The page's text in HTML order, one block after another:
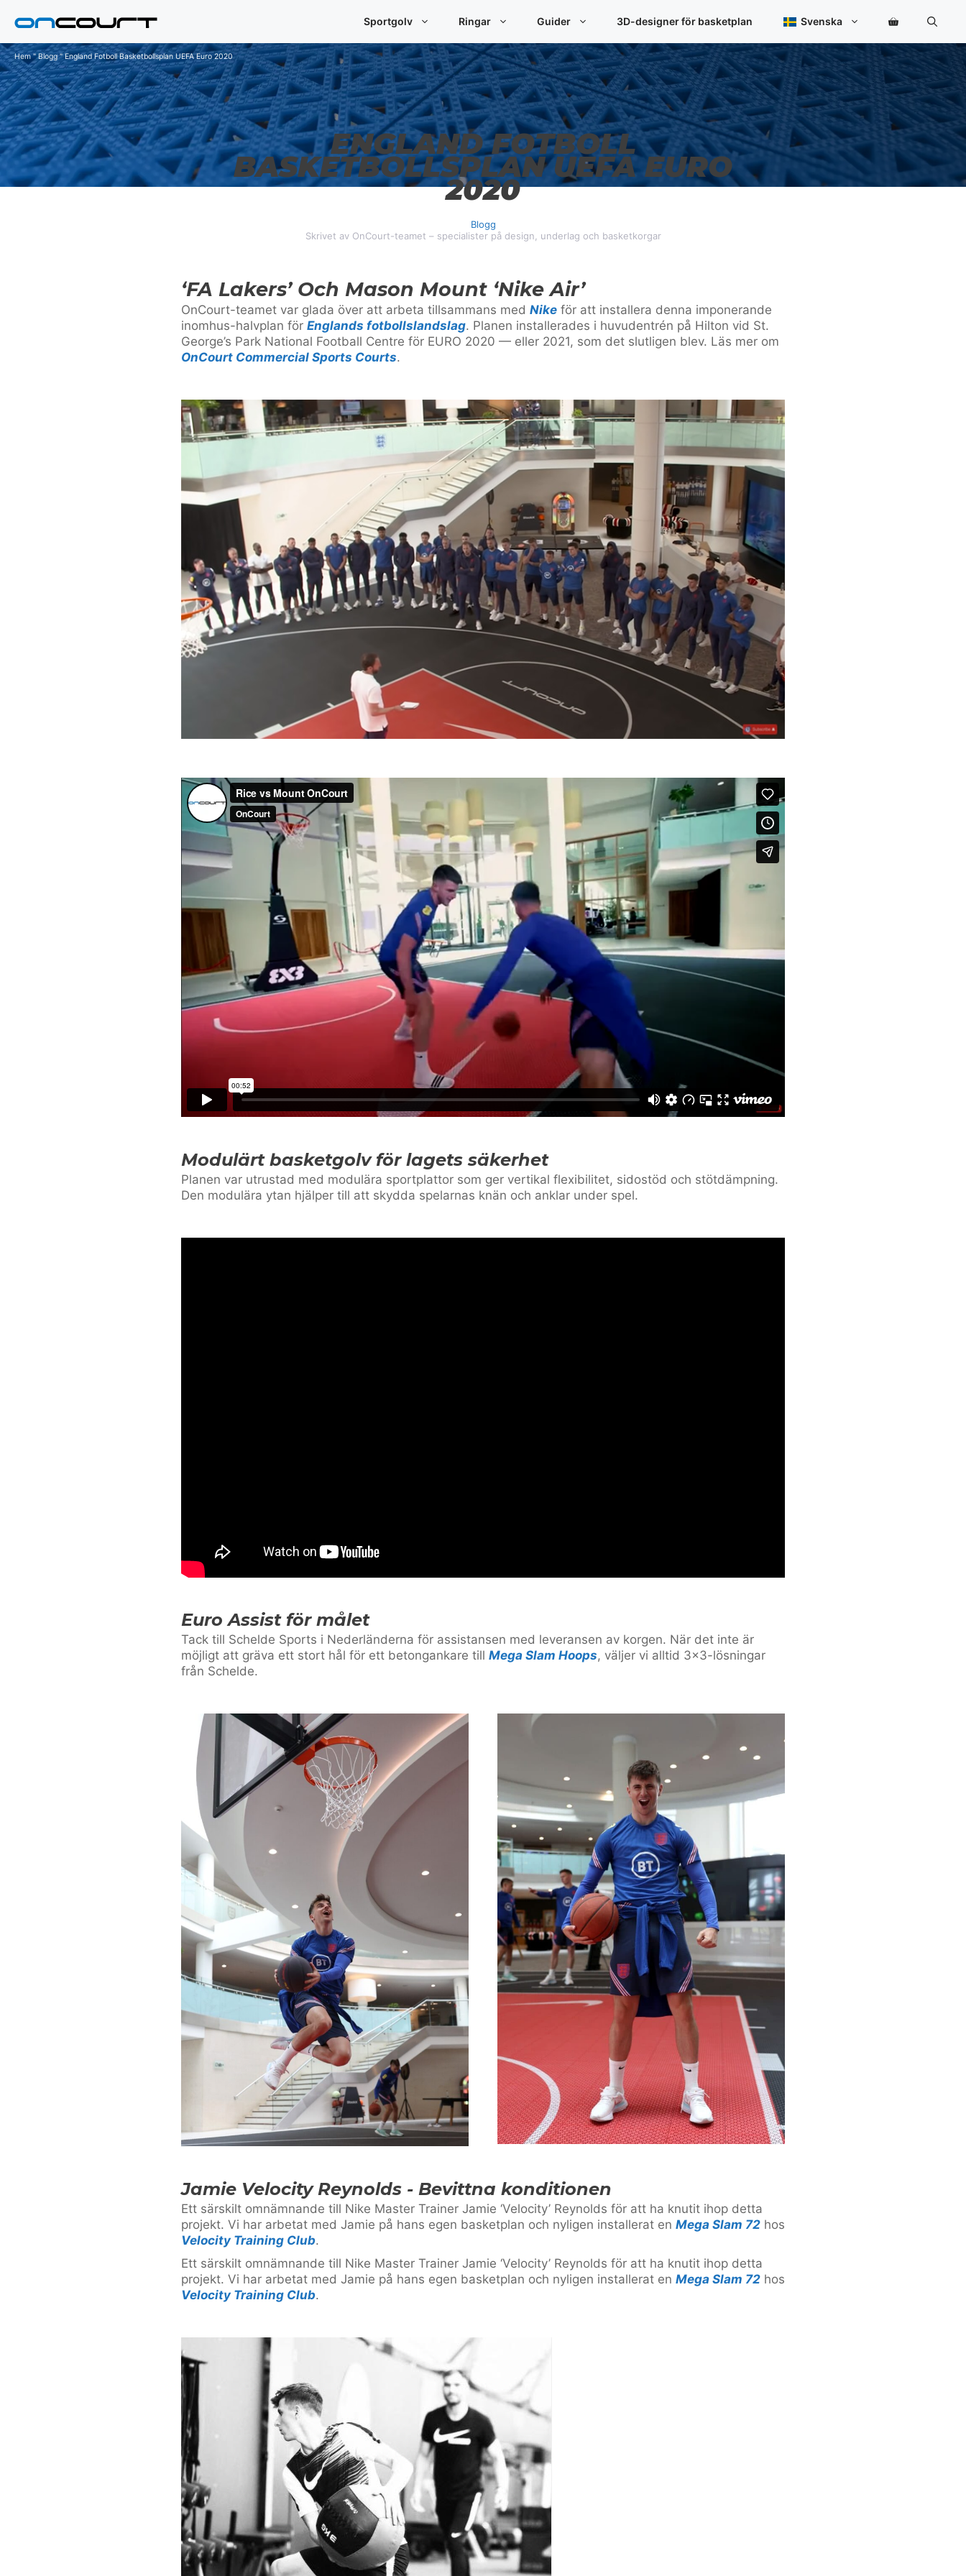
Sportgolv Ringar Guider 3D-designer för basketplan Svenska
Hem"Blogg"England Fotboll Basketbollsplan UEFA Euro 2020
ENGLAND FOTBOLL
BASKETBOLLSPLAN UEFA EURO
2020
Blogg
Skrivet av OnCourt-teamet – specialister på design, underlag och basketkorgar
‘FA Lakers’ Och Mason Mount ‘Nike Air’
OnCourt-teamet var glada över att arbeta tillsammans med Nike för att installera denna imponerande
inomhus-halvplan för Englands fotbollslandslag. Planen installerades i huvudentrén på Hilton vid St.
George’s Park National Football Centre för EURO 2020 — eller 2021, som det slutligen blev. Läs mer om
OnCourt Commercial Sports Courts.
Modulärt basketgolv för lagets säkerhet
Planen var utrustad med modulära sportplattor som ger vertikal flexibilitet, sidostöd och stötdämpning.
Den modulära ytan hjälper till att skydda spelarnas knän och anklar under spel.
Euro Assist för målet
Tack till Schelde Sports i Nederländerna för assistansen med leveransen av korgen. När det inte är
möjligt att gräva ett stort hål för ett betongankare till Mega Slam Hoops, väljer vi alltid 3×3-lösningar
från Schelde.
Jamie Velocity Reynolds - Bevittna konditionen
Ett särskilt omnämnande till Nike Master Trainer Jamie ‘Velocity’ Reynolds för att ha knutit ihop detta
projekt. Vi har arbetat med Jamie på hans egen basketplan och nyligen installerat en Mega Slam 72 hos
Velocity Training Club.
Ett särskilt omnämnande till Nike Master Trainer Jamie ‘Velocity’ Reynolds för att ha knutit ihop detta
projekt. Vi har arbetat med Jamie på hans egen basketplan och nyligen installerat en Mega Slam 72 hos
Velocity Training Club.